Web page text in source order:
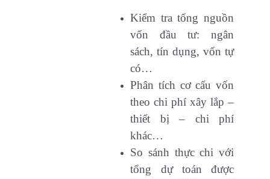
Kiểm tra tổng nguồn
vốn đầu tư: ngân
sách, tín dụng, vốn tự
có…
Phân tích cơ cấu vốn
theo chi phí xây lắp –
thiết bị – chi phí
khác…
So sánh thực chi với
tổng dự toán được